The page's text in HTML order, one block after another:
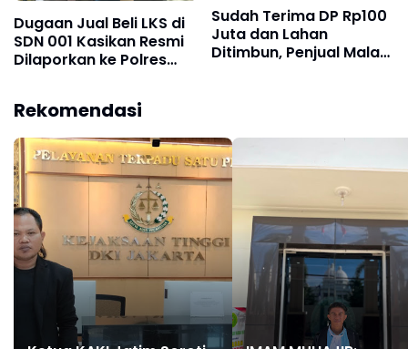
Dugaan Jual Beli LKS di
SDN 001 Kasikan Resmi
Dilaporkan ke Polres
Desak Usut Kasus Ini
Sudah Terima DP Rp100
Juta dan Lahan
Ditimbun, Penjual Malah
Rekomendasi